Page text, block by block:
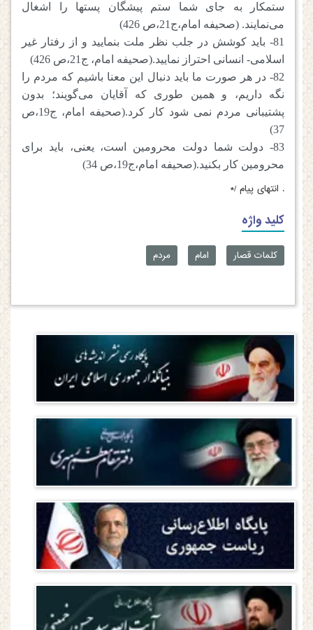
ستمکار به جای شما ستم پیشگان پستها را اشغال
می‌نمایند. (صحیفه امام،ج21،ص 426)
81- باید کوشش در جلب نظر ملت بنمایید و از رفتار غیر
اسلامی- انسانی احتراز نمایید.(صحیفه امام، ج21،ص 426)
82- در هر صورت ما باید دنبال این معنا باشیم که مردم را
نگه داریم، و همین طوری که آقایان می‌گویند؛ بدون
پشتیبانی مردم نمی شود کار کرد.(صحیفه امام، ج19،ص
37)
83- دولت شما دولت محرومین است، یعنی، باید برای
محرومین کار بکنید.(صحیفه امام،ج19،ص 34)
. انتهای پیام /*
کلید واژه
کلمات قصار امام مردم